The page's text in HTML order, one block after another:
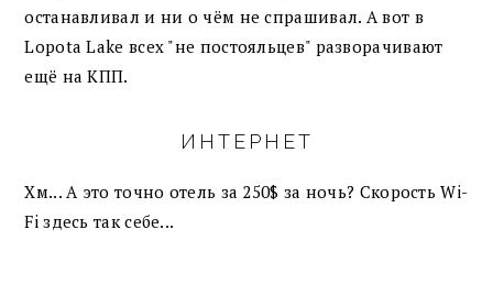
останавливал и ни о чём не спрашивал. А вот в
Lopota Lake всех "не постояльцев" разворачивают
ещё на КПП.
ИНТЕРНЕТ
Хм... А это точно отель за 250$ за ночь? Скорость Wi-
Fi здесь так себе...